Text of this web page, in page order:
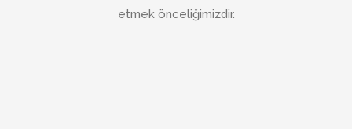
etmek önceliğimizdir.